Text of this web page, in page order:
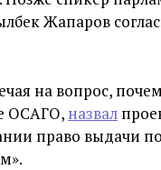
Жапаров
на вопрос,
ОСАГО, назвал
право выдачи